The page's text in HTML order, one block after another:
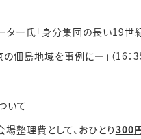
ター氏「身分集団の長い19世
佃島地域を事例に―」（16：
いて
理費として、おひとり300